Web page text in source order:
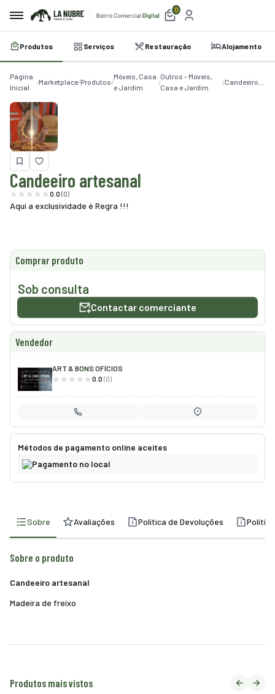
0
Produtos Serviços Restauração Alojamento
Página
Inicial
Marketplace Produtos
Móveis, Casa
e Jardim
Outros - Móveis,
Casa e Jardim
Candeeiro
Candeeiro artesanal
0.0 (0)
Aqui a exclusividade é Regra !!!
Comprar produto
Sob consulta
Contactar comerciante
Vendedor
ART & BONS OFÍCIOS
0.0 (0)
Métodos de pagamento online aceites
Pagamento no local
Sobre Avaliações Política de Devoluções
Sobre o produto
Candeeiro artesanal
Madeira de freixo
Produtos mais vistos